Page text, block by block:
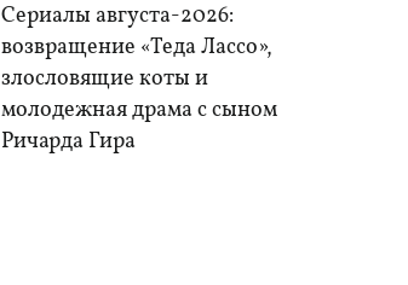
Сериалы августа-2026:
возвращение «Теда Лассо»,
злословящие коты и
молодежная драма с сыном
Ричарда Гира